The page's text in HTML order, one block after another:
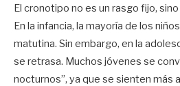
El cronotipo no es un rasgo fijo,
En la infancia, la mayoría de los
matutina. Sin embargo, en la
se retrasa. Muchos jóvenes se
nocturnos”, ya que se sienten más